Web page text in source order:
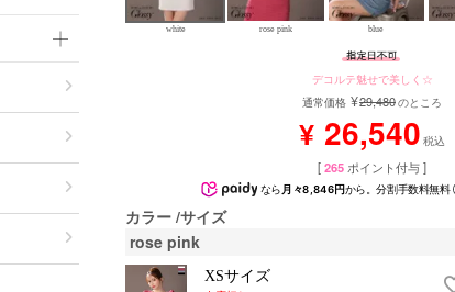
white rose pink blue
デコルテ魅せで美しく☆
通常価格 ¥29,480のところ
¥ 26,540 税込
[265 ポイント付与 ]
なら 月々8,846円から。分割手数料無料
カラー サイズ
rose pink
XSサイズ